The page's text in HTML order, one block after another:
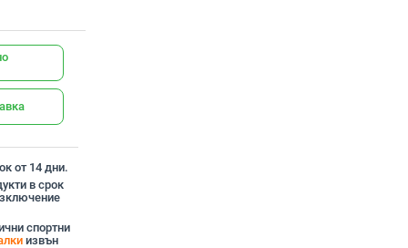
от 14 дни.
в срок
спортни
извън